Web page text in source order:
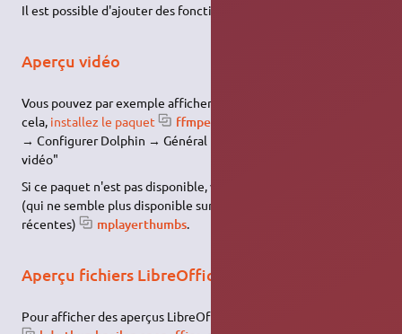
Il est possible d'ajouter des fonctions à Dolphin.
Aperçu vidéo
Vous pouvez par exemple afficher l'aperçu d'une vidéo. Pour
cela, installez le paquet ffmpegthumbs
→ Configurer Dolphin → Général → Aperçu → cochez "Fichiers
vidéo"
Si ce paquet n'est pas disponible, vous pouvez
(qui ne semble plus disponible sur les distributions trop
récentes)
mplayerthumbs.
Aperçu fichiers LibreOffice
Pour afficher des aperçus LibreOffice :